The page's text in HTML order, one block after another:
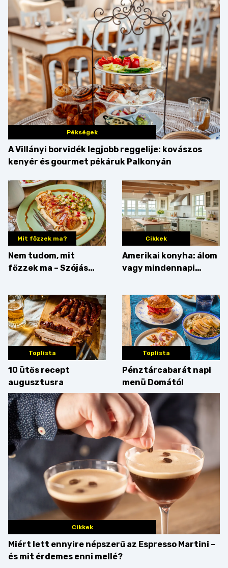
Pékségek
A Villányi borvidék legjobb reggelije: kovászos
kenyér és gourmet pékáruk Palkonyán
Mit főzzek ma?
Nem tudom, mit
főzzek ma – Szójás
Cikkek
Amerikai konyha: álom
vagy mindennapi
az érveket
Toplista
10 ütős recept
augusztusra
Toplista
Pénztárcabarát napi
menü Domától
Cikkek
Miért lett ennyire népszerű az Espresso Martini –
és mit érdemes enni mellé?